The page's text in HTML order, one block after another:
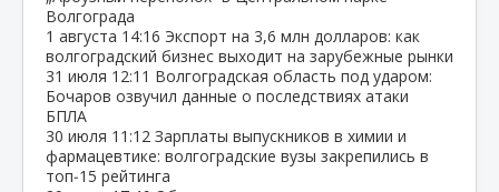
Волгограда
1 августа 14:16 Экспорт на 3,6 млн долларов: как
волгоградский бизнес выходит на зарубежные рынки
31 июля 12:11 Волгоградская область под ударом:
Бочаров озвучил данные о последствиях атаки
БПЛА
30 июля 11:12 Зарплаты выпускников в химии и
фармацевтике: волгоградские вузы закрепились в
топ‑15 рейтинга